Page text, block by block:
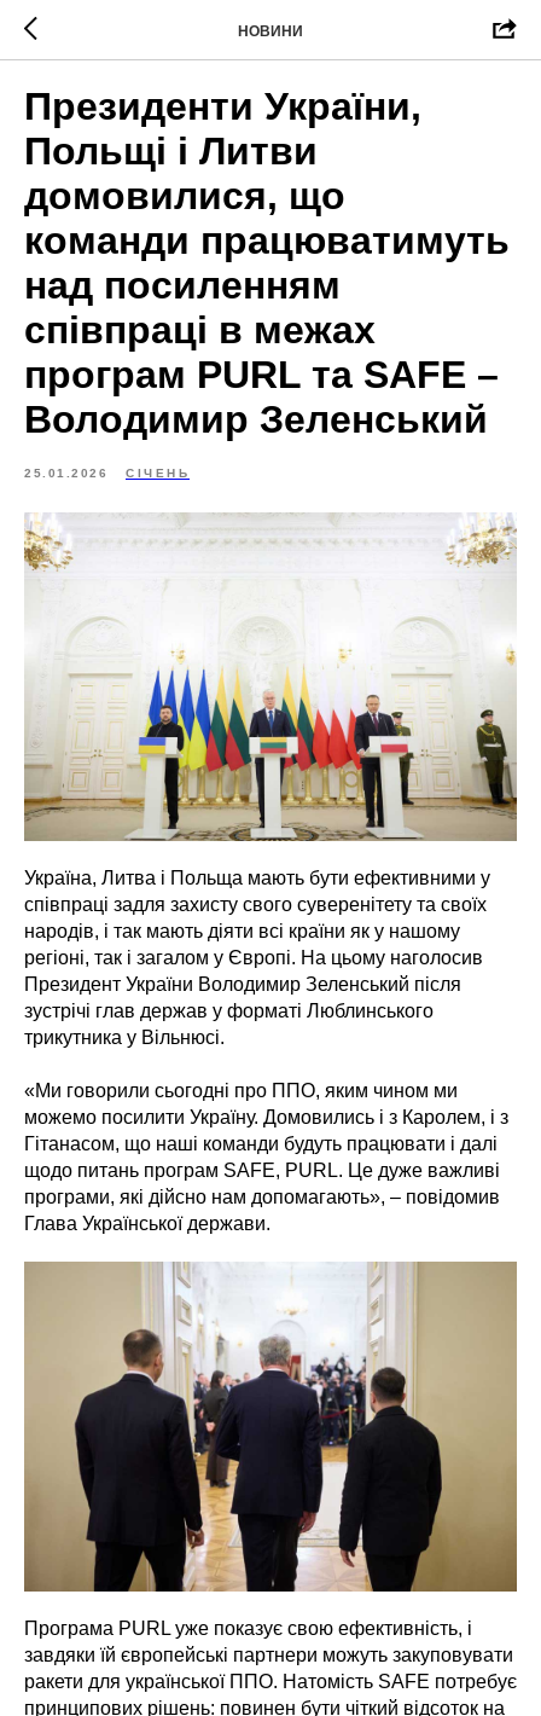
НОВИНИ
Президенти України,
Польщі і Литви
домовилися, що
команди працюватимуть
над посиленням
співпраці в межах
програм PURL та SAFE –
Володимир Зеленський
25.01.2026 СІЧЕНЬ
Україна, Литва і Польща мають бути ефективними у
співпраці задля захисту свого суверенітету та своїх
народів, і так мають діяти всі країни як у нашому
регіоні, так і загалом у Європі. На цьому наголосив
Президент України Володимир Зеленський після
зустрічі глав держав у форматі Люблинського
трикутника у Вільнюсі.
«Ми говорили сьогодні про ППО, яким чином ми
можемо посилити Україну. Домовились і з Каролем, і з
Гітанасом, що наші команди будуть працювати і далі
щодо питань програм SAFE, PURL. Це дуже важливі
програми, які дійсно нам допомагають», – повідомив
Глава Української держави.
Програма PURL уже показує свою ефективність, і
завдяки їй європейські партнери можуть закуповувати
ракети для української ППО. Натомість SAFE потребує
принципових рішень: повинен бути чіткий відсоток на